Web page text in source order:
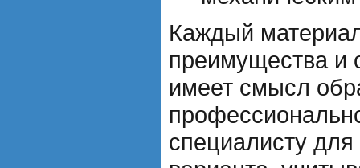
Каждый
преимущества и
имеет смысл
специалисту